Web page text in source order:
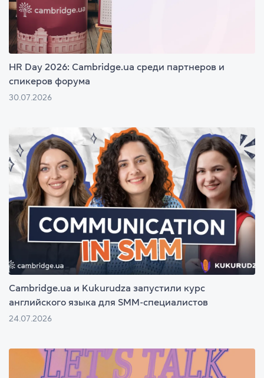
HR Day 2026: Cambridge.ua среди партнеров и
спикеров форума
30.07.2026
Cambridge.ua и Kukurudza запустили курс
английского языка для SMM-специалистов
24.07.2026